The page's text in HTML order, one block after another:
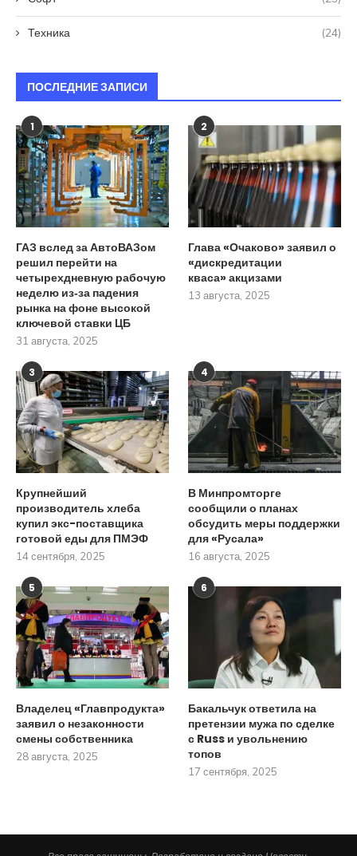
Техника (24)
ПОСЛЕДНИЕ ЗАПИСИ
1
ГАЗ вслед за АвтоВАЗом
решил перейти на
четырехдневную рабочую
неделю из‑за падения
рынка на фоне высокой
ключевой ставки ЦБ
31 августа, 2025
2
Глава «Очаково» заявил о
«дискредитации
кваса» акцизами
13 августа, 2025
3
Крупнейший
производитель хлеба
купил экс-поставщика
готовой еды для ПМЭФ
14 сентября, 2025
4
В Минпромторге
сообщили о планах
обсудить меры поддержки
для «Русала»
16 августа, 2025
5
Владелец «Главпродукта»
заявил о незаконности
смены собственника
28 августа, 2025
6
Бакальчук ответила на
претензии мужа по сделке
с Russ и увольнению
топов
17 сентября, 2025